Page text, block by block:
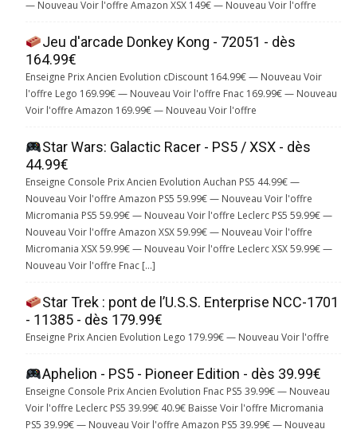
— Nouveau Voir l'offre Amazon XSX 149€ — Nouveau Voir l'offre
Jeu d'arcade Donkey Kong - 72051 - dès
164.99€
Enseigne Prix Ancien Evolution cDiscount 164.99€ — Nouveau Voir
l'offre Lego 169.99€ — Nouveau Voir l'offre Fnac 169.99€ — Nouveau
Voir l'offre Amazon 169.99€ — Nouveau Voir l'offre
Star Wars: Galactic Racer - PS5 / XSX - dès
44.99€
Enseigne Console Prix Ancien Evolution Auchan PS5 44.99€ —
Nouveau Voir l'offre Amazon PS5 59.99€ — Nouveau Voir l'offre
Micromania PS5 59.99€ — Nouveau Voir l'offre Leclerc PS5 59.99€ —
Nouveau Voir l'offre Amazon XSX 59.99€ — Nouveau Voir l'offre
Micromania XSX 59.99€ — Nouveau Voir l'offre Leclerc XSX 59.99€ —
Nouveau Voir l'offre Fnac […]
Star Trek : pont de l’U.S.S. Enterprise NCC-1701
- 11385 - dès 179.99€
Enseigne Prix Ancien Evolution Lego 179.99€ — Nouveau Voir l'offre
Aphelion - PS5 - Pioneer Edition - dès 39.99€
Enseigne Console Prix Ancien Evolution Fnac PS5 39.99€ — Nouveau
Voir l'offre Leclerc PS5 39.99€ 40.9€ Baisse Voir l'offre Micromania
PS5 39.99€ — Nouveau Voir l'offre Amazon PS5 39.99€ — Nouveau